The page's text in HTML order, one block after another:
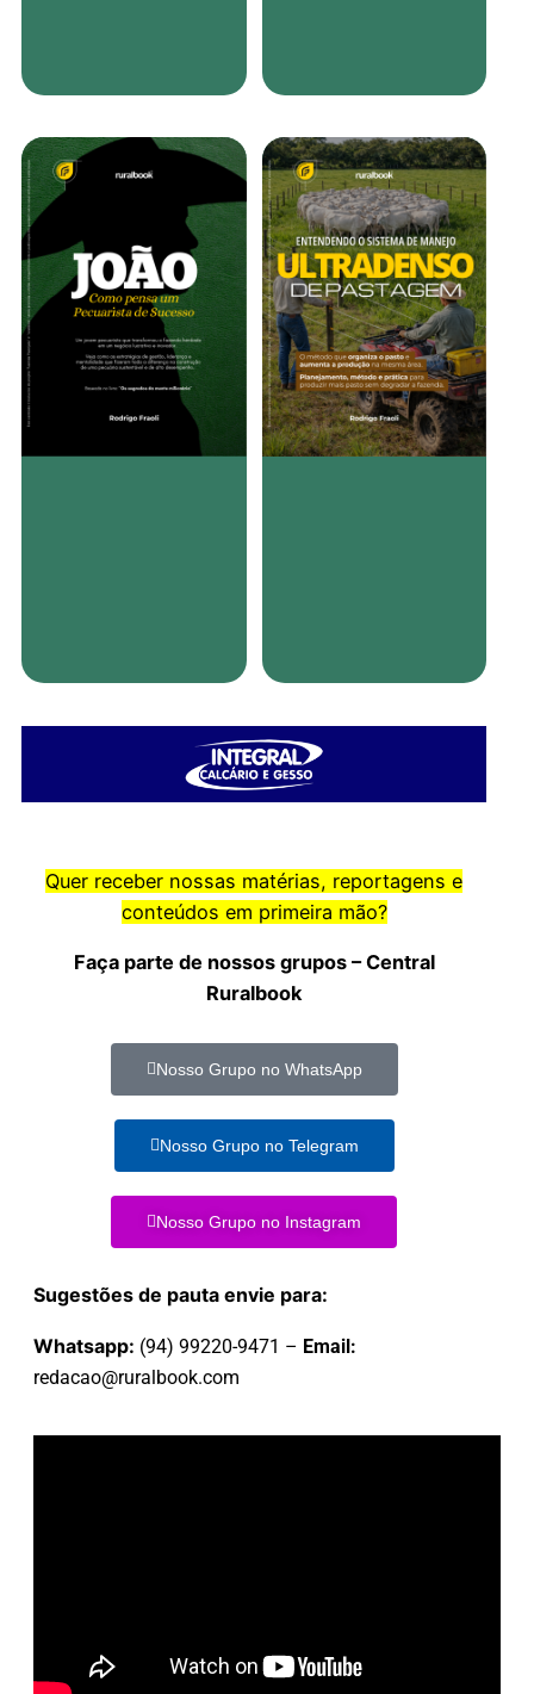
Quer receber nossas matérias, reportagens e
conteúdos em primeira mão?
Faça parte de nossos grupos – Central
Ruralbook
Nosso Grupo no WhatsApp
Nosso Grupo no Telegram
Nosso Grupo no Instagram
Sugestões de pauta envie para:
Whatsapp: (94) 99220-9471 – Email:
redacao@ruralbook.com